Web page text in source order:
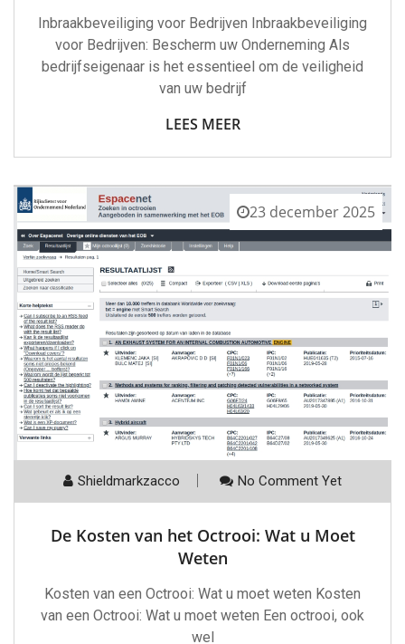
Inbraakbeveiliging voor Bedrijven Inbraakbeveiliging
voor Bedrijven: Bescherm uw Onderneming Als
bedrijfseigenaar is het essentieel om de veiligheid
van uw bedrijf
LEES MEER
23 december 2025
Shieldmarkzacco No Comment Yet
De Kosten van het Octrooi: Wat u Moet
Weten
Kosten van een Octrooi: Wat u moet weten Kosten
van een Octrooi: Wat u moet weten Een octrooi, ook
wel